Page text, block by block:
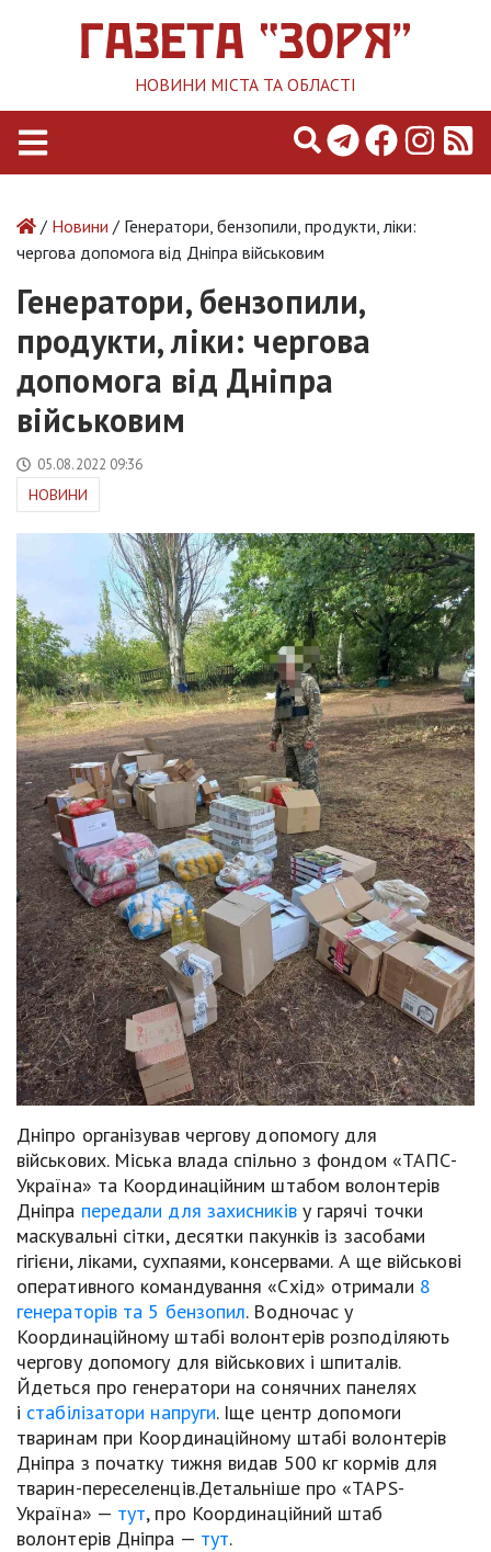
НОВИНИ МІСТА ТА ОБЛАСТІ
/ Новини / Генератори, бензопили, продукти, ліки:
чергова допомога від Дніпра військовим
Генератори, бензопили,
продукти, ліки: чергова
допомога від Дніпра
військовим
05.08.2022 09:36
НОВИНИ
Дніпро організував чергову допомогу для
військових. Міська влада спільно з фондом «ТАПС-
Україна» та Координаційним штабом волонтерів
Дніпра передали для захисниківу гарячі точки
маскувальні сітки, десятки пакунків із засобами
гігієни, ліками, сухпаями, консервами. А ще військові
оперативного командування «Схід» отримали 8
генераторів та 5 бензопил. Водночас у
Координаційному штабі волонтерів розподіляють
чергову допомогу для військових і шпиталів.
Йдеться про генератори на сонячних панелях
і стабілізатори напруги. Іще центр допомоги
тваринам при Координаційному штабі волонтерів
Дніпра з початку тижня видав 500 кг кормів для
тварин-переселенців.Детальніше про «TAPS-
Україна» — тут, про Координаційний штаб
волонтерів Дніпра — тут.